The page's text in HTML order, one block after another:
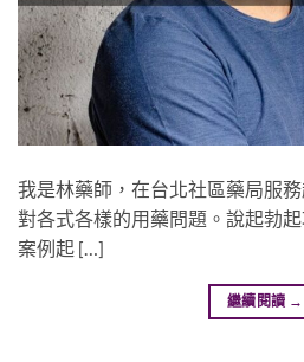
我是林藥師，在台北社區藥局服
對各式各樣的用藥問題。說起勃
案例起 […]
繼續閱讀 →